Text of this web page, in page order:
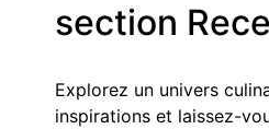
section
Explorez un univers
inspirations et laissez-